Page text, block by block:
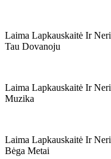
Laima Lapkauskaitė Ir
Tau Dovanoju
Laima Lapkauskaitė Ir
Muzika
Laima Lapkauskaitė Ir
Bėga Metai